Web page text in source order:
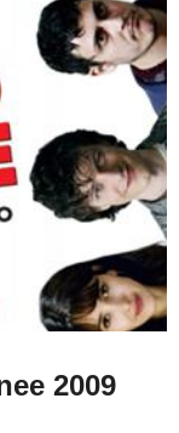
2009